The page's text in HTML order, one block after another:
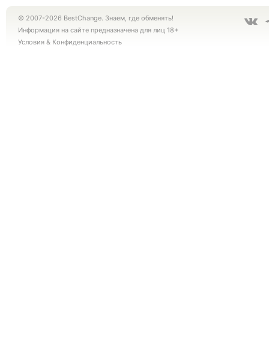
© 2007-2026 BestChange. Знаем, где обменять!
Информация на сайте предназначена для лиц 18+
Условия & Конфиденциальность